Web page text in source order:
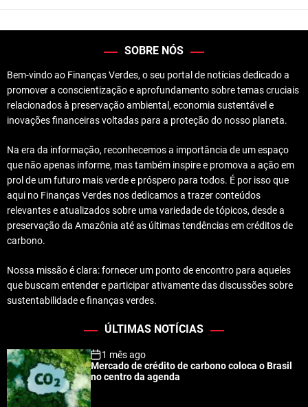
SOBRE NÓS
Bem-vindo ao Finanças Verdes, o seu portal de notícias dedicado a
promover a conscientização e aprofundamento sobre temas cruciais
relacionados à preservação ambiental, economia sustentável e
inovações financeiras voltadas para a proteção do nosso planeta.
Na era da informação, reconhecemos a importância de um espaço
que não apenas informe, mas também inspire e promova a ação em
prol de um futuro mais verde e próspero para todos. É por isso que
aqui no Finanças Verdes nos dedicamos a trazer conteúdos
relevantes e atualizados sobre uma variedade de tópicos, desde a
preservação da Amazônia até as últimas tendências em créditos de
carbono.
Nossa missão é clara: fornecer um ponto de encontro para aqueles
que buscam entender e participar ativamente das discussões sobre
sustentabilidade e finanças verdes.
ÚLTIMAS NOTÍCIAS
1 mês ago
Mercado de crédito de carbono coloca o Brasil
no centro da agenda